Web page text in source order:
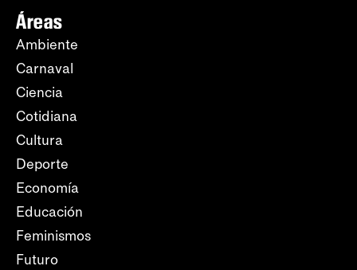
Áreas
Ambiente
Carnaval
Ciencia
Cotidiana
Cultura
Deporte
Economía
Educación
Feminismos
Futuro